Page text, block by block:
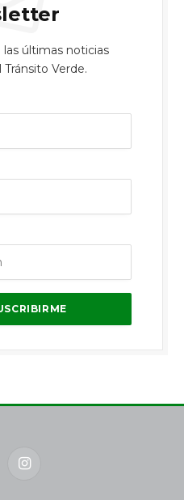
últimas noticias
Tránsito Verde.
Instagram